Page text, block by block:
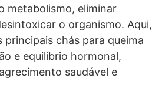
metabolismo, eliminar
o organismo. Aqui,
chás para queima
e equilíbrio hormonal,
saudável e